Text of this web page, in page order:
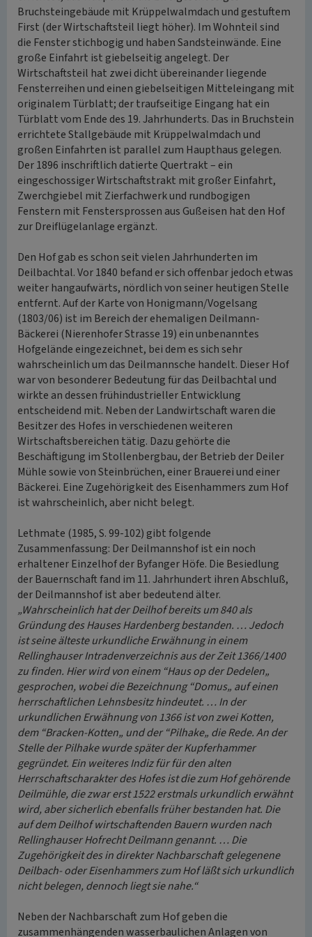
Bruchsteingebäude mit Krüppelwalmdach und gestuftem
First (der Wirtschaftsteil liegt höher). Im Wohnteil sind
die Fenster stichbogig und haben Sandsteinwände. Eine
große Einfahrt ist giebelseitig angelegt. Der
Wirtschaftsteil hat zwei dicht übereinander liegende
Fensterreihen und einen giebelseitigen Mitteleingang mit
originalem Türblatt; der traufseitige Eingang hat ein
Türblatt vom Ende des 19. Jahrhunderts. Das in Bruchstein
errichtete Stallgebäude mit Krüppelwalmdach und
großen Einfahrten ist parallel zum Haupthaus gelegen.
Der 1896 inschriftlich datierte Quertrakt – ein
eingeschossiger Wirtschaftstrakt mit großer Einfahrt,
Zwerchgiebel mit Zierfachwerk und rundbogigen
Fenstern mit Fenstersprossen aus Gußeisen hat den Hof
zur Dreiflügelanlage ergänzt.
Den Hof gab es schon seit vielen Jahrhunderten im
Deilbachtal. Vor 1840 befand er sich offenbar jedoch etwas
weiter hangaufwärts, nördlich von seiner heutigen Stelle
entfernt. Auf der Karte von Honigmann/Vogelsang
(1803/06) ist im Bereich der ehemaligen Deilmann-
Bäckerei (Nierenhofer Strasse 19) ein unbenanntes
Hofgelände eingezeichnet, bei dem es sich sehr
wahrscheinlich um das Deilmannsche handelt. Dieser Hof
war von besonderer Bedeutung für das Deilbachtal und
wirkte an dessen frühindustrieller Entwicklung
entscheidend mit. Neben der Landwirtschaft waren die
Besitzer des Hofes in verschiedenen weiteren
Wirtschaftsbereichen tätig. Dazu gehörte die
Beschäftigung im Stollenbergbau, der Betrieb der Deiler
Mühle sowie von Steinbrüchen, einer Brauerei und einer
Bäckerei. Eine Zugehörigkeit des Eisenhammers zum Hof
ist wahrscheinlich, aber nicht belegt.
Lethmate (1985, S. 99-102) gibt folgende
Zusammenfassung: Der Deilmannshof ist ein noch
erhaltener Einzelhof der Byfanger Höfe. Die Besiedlung
der Bauernschaft fand im 11. Jahrhundert ihren Abschluß,
der Deilmannshof ist aber bedeutend älter.
„Wahrscheinlich hat der Deilhof bereits um 840 als
Gründung des Hauses Hardenberg bestanden. … Jedoch
ist seine älteste urkundliche Erwähnung in einem
Rellinghauser Intradenverzeichnis aus der Zeit 1366/1400
zu finden. Hier wird von einem “Haus op der Dedelen„
gesprochen, wobei die Bezeichnung “Domus„ auf einen
herrschaftlichen Lehnsbesitz hindeutet. … In der
urkundlichen Erwähnung von 1366 ist von zwei Kotten,
dem “Bracken-Kotten„ und der “Pilhake„ die Rede. An der
Stelle der Pilhake wurde später der Kupferhammer
gegründet. Ein weiteres Indiz für für den alten
Herrschaftscharakter des Hofes ist die zum Hof gehörende
Deilmühle, die zwar erst 1522 erstmals urkundlich erwähnt
wird, aber sicherlich ebenfalls früher bestanden hat. Die
auf dem Deilhof wirtschaftenden Bauern wurden nach
Rellinghauser Hofrecht Deilmann genannt. … Die
Zugehörigkeit des in direkter Nachbarschaft gelegenene
Deilbach- oder Eisenhammers zum Hof läßt sich urkundlich
nicht belegen, dennoch liegt sie nahe.“
Neben der Nachbarschaft zum Hof geben die
zusammenhängenden wasserbaulichen Anlagen von